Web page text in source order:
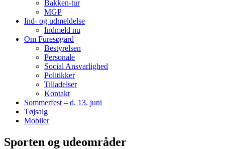
Bakken-tur
MGP
Ind- og udmeldelse
Indmeld nu
Om Furesøgård
Bestyrelsen
Personale
Social Ansvarlighed
Politikker
Tilladelser
Kontakt
Sommerfest – d. 13. juni
Tøjsalg
Mobiler
Sporten og udeområder